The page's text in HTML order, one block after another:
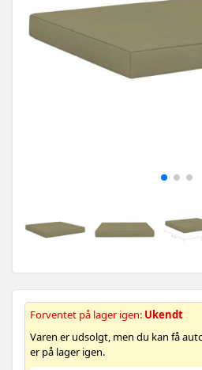
Forventet på lager igen: Ukendt
Varen er udsolgt, men du kan få
er på lager igen.